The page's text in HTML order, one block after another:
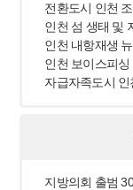
전환도시 인천
인천 섬 생태 및
인천 내항재생
인천 보이스피
자급자족도시 인
지방의회 출범